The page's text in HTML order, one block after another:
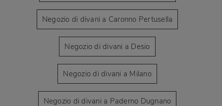
Negozio di divani a Caronno Pertusella
Negozio di divani a Desio
Negozio di divani a Milano
Negozio di divani a Paderno Dugnano